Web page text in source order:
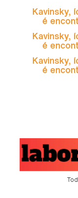
Kavinsky,
é
Kavinsky,
é
Kavinsky,
é